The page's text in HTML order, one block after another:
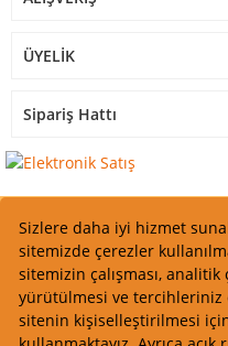
Sizlere daha iyi hizmet
sitemizde çerezler
sitemizin çalışması, analitik
yürütülmesi ve tercihleriniz
sitenin kişiselleştirilmesi
ÜYELİK
Sipariş Hattı
Start Elektronik
Resimler Yazılar ve İçeriklerin
Kredi kartı bilgileriniz